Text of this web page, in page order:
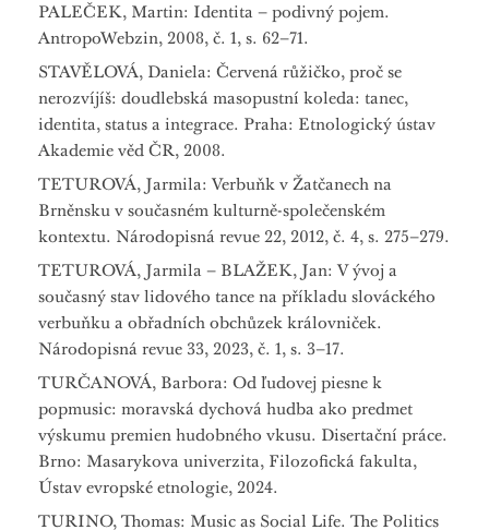
PALEČEK, Martin: Identita – podivný pojem.
AntropoWebzin, 2008, č. 1, s. 62–71.
STAVĚLOVÁ, Daniela: Červená růžičko, proč se
nerozvíjíš: doudlebská masopustní koleda: tanec,
identita, status a integrace. Praha: Etnologický ústav
Akademie věd ČR, 2008.
TETUROVÁ, Jarmila: Verbuňk v Žatčanech na
Brněnsku v současném kulturně-společenském
kontextu. Národopisná revue 22, 2012, č. 4, s. 275–279.
TETUROVÁ, Jarmila – BLAŽEK, Jan: V ývoj a
současný stav lidového tance na příkladu slováckého
verbuňku a obřadních obchůzek královniček.
Národopisná revue 33, 2023, č. 1, s. 3–17.
TURČANOVÁ, Barbora: Od ľudovej piesne k
popmusic: moravská dychová hudba ako predmet
výskumu premien hudobného vkusu. Disertační práce.
Brno: Masarykova univerzita, Filozofická fakulta,
Ústav evropské etnologie, 2024.
TURINO, Thomas: Music as Social Life. The Politics